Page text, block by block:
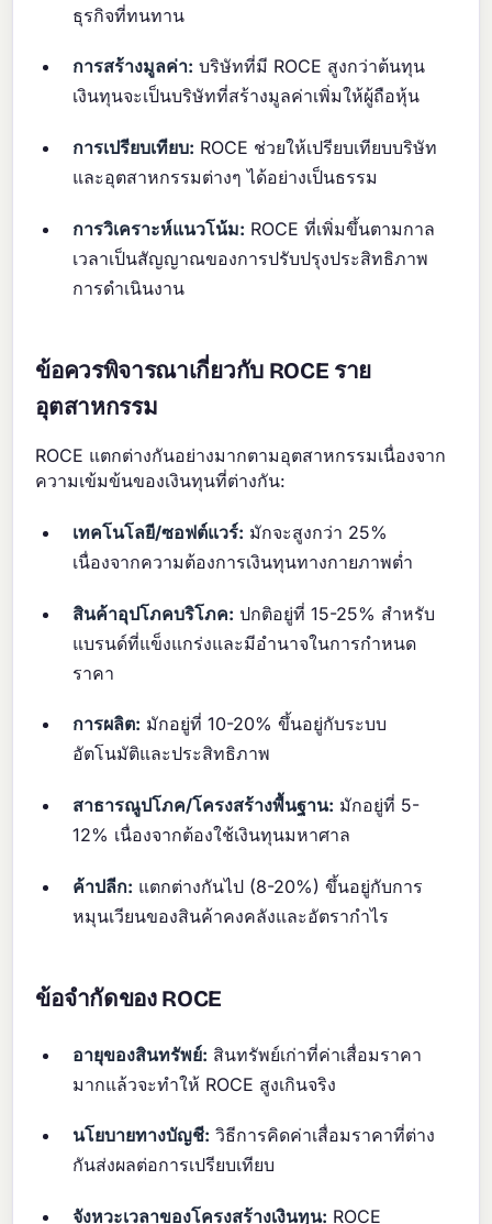
ธุรกิจที่ทนทาน
การสร้างมูลค่า: บริษัทที่มี ROCE สูงกว่าต้นทุน
เงินทุนจะเป็นบริษัทที่สร้างมูลค่าเพิ่มให้ผู้ถือหุ้น
การเปรียบเทียบ: ROCE ช่วยให้เปรียบเทียบบริษัท
และอุตสาหกรรมต่างๆ ได้อย่างเป็นธรรม
การวิเคราะห์แนวโน้ม: ROCE ที่เพิ่มขึ้นตามกาล
เวลาเป็นสัญญาณของการปรับปรุงประสิทธิภาพ
การดำเนินงาน
ข้อควรพิจารณาเกี่ยวกับ ROCE ราย
อุตสาหกรรม
ROCE แตกต่างกันอย่างมากตามอุตสาหกรรมเนื่องจาก
ความเข้มข้นของเงินทุนที่ต่างกัน:
เทคโนโลยี/ซอฟต์แวร์: มักจะสูงกว่า 25%
เนื่องจากความต้องการเงินทุนทางกายภาพต่ำ
สินค้าอุปโภคบริโภค: ปกติอยู่ที่ 15-25% สำหรับ
แบรนด์ที่แข็งแกร่งและมีอำนาจในการกำหนด
ราคา
การผลิต: มักอยู่ที่ 10-20% ขึ้นอยู่กับระบบ
อัตโนมัติและประสิทธิภาพ
สาธารณูปโภค/โครงสร้างพื้นฐาน: มักอยู่ที่ 5-
12% เนื่องจากต้องใช้เงินทุนมหาศาล
ค้าปลีก: แตกต่างกันไป (8-20%) ขึ้นอยู่กับการ
หมุนเวียนของสินค้าคงคลังและอัตรากำไร
ข้อจำกัดของ ROCE
อายุของสินทรัพย์: สินทรัพย์เก่าที่ค่าเสื่อมราคา
มากแล้วจะทำให้ ROCE สูงเกินจริง
นโยบายทางบัญชี: วิธีการคิดค่าเสื่อมราคาที่ต่าง
กันส่งผลต่อการเปรียบเทียบ
จังหวะเวลาของโครงสร้างเงินทุน: ROCE